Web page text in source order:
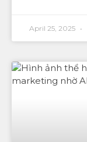
April 25, 2025